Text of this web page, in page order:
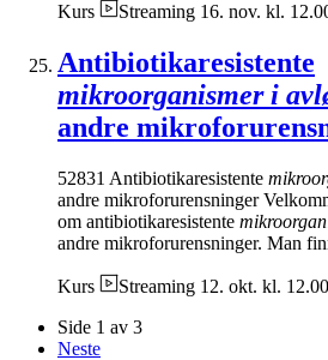
Kurs Streaming 16. nov. kl.
Antibiotikaresistente
mikroorganismer i
andre
52831 Antibiotikaresistente
andre mikroforurensninger
om antibiotikaresistente
andre mikroforurensninger. Man
Kurs Streaming 12. okt. kl.
Side 1 av 3
Neste